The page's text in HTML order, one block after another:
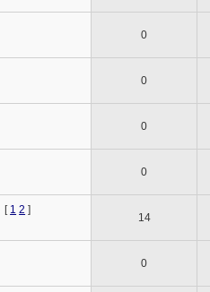
0
0
0
0
[ 1 2 ]
14
0